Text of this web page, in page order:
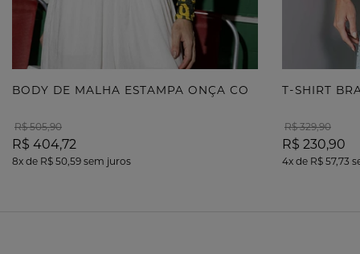
R$ 505,90
R$ 404,72
8xde R$ 50,59sem juros
T-SHIRT
R$ 329,90
R$ 230,90
4xde R$ 57,73